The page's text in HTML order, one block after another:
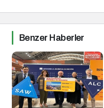
Benzer Haberler